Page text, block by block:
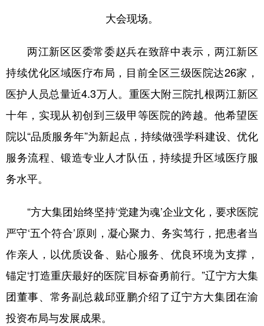
大会现场。
两江新区区委常委赵兵在致辞中表示，两江新区
持续优化区域医疗布局，目前全区三级医院达26家，
医护人员总量近4.3万人。重医大附三院扎根两江新区
十年，实现从初创到三级甲等医院的跨越。他希望医
院以“品质服务年”为新起点，持续做强学科建设、优化
服务流程、锻造专业人才队伍，持续提升区域医疗服
务水平。
“方大集团始终坚持‘党建为魂’企业文化，要求医院
严守‘五个符合’原则，凝心聚力、务实笃行，把患者当
作亲人，以优质设备、贴心服务、优良环境为支撑，
锚定‘打造重庆最好的医院’目标奋勇前行。”辽宁方大集
团董事、常务副总裁邱亚鹏介绍了辽宁方大集团在渝
投资布局与发展成果。